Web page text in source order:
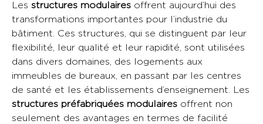
Les structures modulaires offrent aujourd’hui des
transformations importantes pour l’industrie du
bâtiment. Ces structures, qui se distinguent par leur
flexibilité, leur qualité et leur rapidité, sont utilisées
dans divers domaines, des logements aux
immeubles de bureaux, en passant par les centres
de santé et les établissements d’enseignement. Les
structures préfabriquées modulaires offrent non
seulement des avantages en termes de facilité